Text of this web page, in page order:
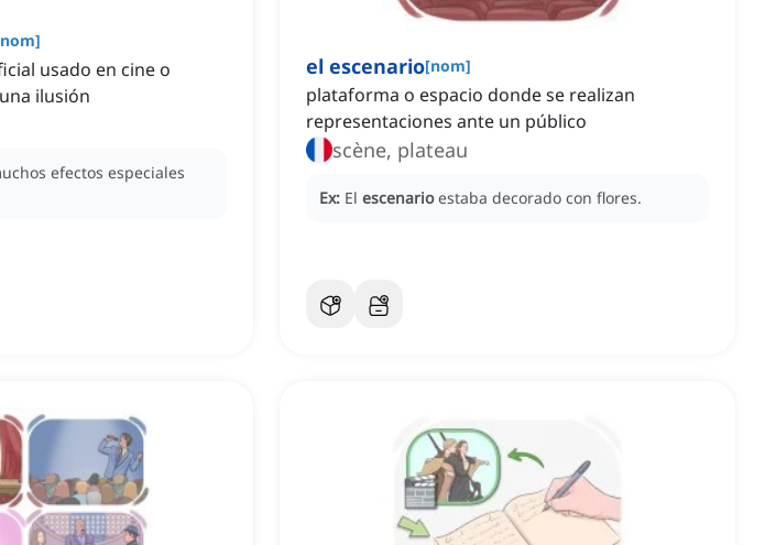
nom]
usado en cine o
ilusión
efectos especiales
el escenario[nom]
plataforma o espacio donde se realizan
representaciones ante un público
scène, plateau
Ex: El escenario estaba decorado con flores.